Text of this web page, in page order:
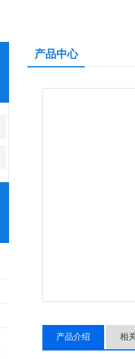
产品中心
产品介绍 相